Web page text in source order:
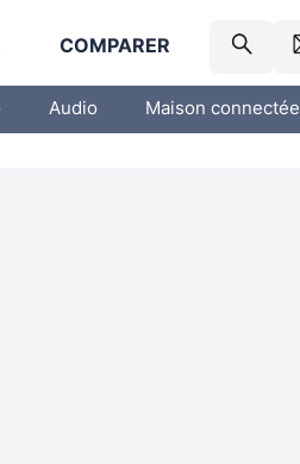
COMPARER
Audio Maison connectée